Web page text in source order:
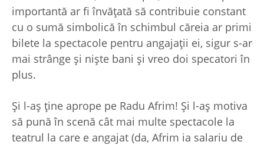
importantă ar fi învățată să contribuie constant
cu o sumă simbolică în schimbul căreia ar primi
bilete la spectacole pentru angajații ei, sigur s-ar
mai strânge și niște bani și vreo doi specatori în
plus.
Și l-aș ține aprope pe Radu Afrim! Și l-aș motiva
să pună în scenă cât mai multe spectacole la
teatrul la care e angajat (da, Afrim ia salariu de